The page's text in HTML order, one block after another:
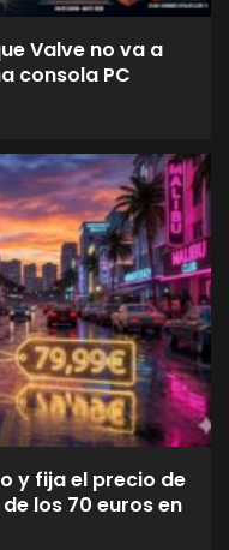
Valve no va a
consola PC
y fija el precio de
los 70 euros en